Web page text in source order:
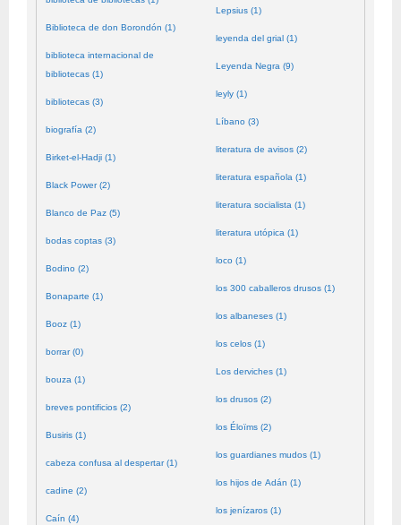
Biblioteca de don Borondón (1)
biblioteca internacional de
bibliotecas (1)
bibliotecas (3)
biografía (2)
Birket-el-Hadji (1)
Black Power (2)
Blanco de Paz (5)
bodas coptas (3)
Bodino (2)
Bonaparte (1)
Booz (1)
borrar (0)
bouza (1)
breves pontificios (2)
Busiris (1)
cabeza confusa al despertar (1)
cadine (2)
Caín (4)
Lepsius (1)
leyenda del grial (1)
Leyenda Negra (9)
leyly (1)
Líbano (3)
literatura de avisos (2)
literatura española (1)
literatura socialista (1)
literatura utópica (1)
loco (1)
los 300 caballeros drusos (1)
los albaneses (1)
los celos (1)
Los derviches (1)
los drusos (2)
los Éloïms (2)
los guardianes mudos (1)
los hijos de Adán (1)
los jenízaros (1)